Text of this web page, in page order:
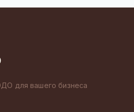
для вашего бизнеса